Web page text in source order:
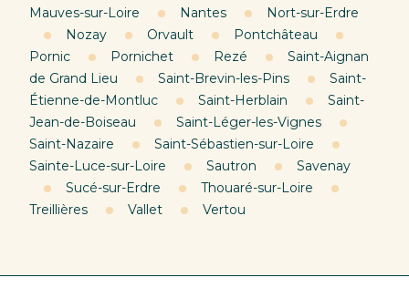
Mauves-sur-Loire
Nantes
Nort-sur-Erdre
Nozay
Orvault
Pontchâteau
Pornic
Pornichet Rezé
Saint-Aignan
de Grand Lieu
Saint-Brevin-les-Pins
Saint-
Étienne-de-Montluc
Saint-Herblain
Saint-
Jean-de-Boiseau
Saint-Léger-les-Vignes
Saint-Nazaire
Saint-Sébastien-sur-Loire
Sainte-Luce-sur-Loire
Sautron
Savenay
Sucé-sur-Erdre
Thouaré-sur-Loire
Treillières
Vallet Vertou